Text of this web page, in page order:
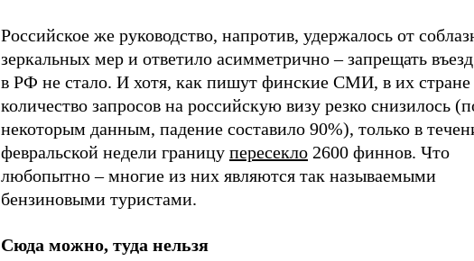
Российское же руководство, напротив, удержалось от
зеркальных мер и ответило асимметрично – запрещать
в РФ не стало. И хотя, как пишут финские СМИ, в их стране
количество запросов на российскую визу резко снизилось
некоторым данным, падение составило 90%), только в
февральской недели границу пересекло 2600 финнов. Что
любопытно – многие из них являются так называемыми
бензиновыми туристами.
Сюда можно, туда нельзя